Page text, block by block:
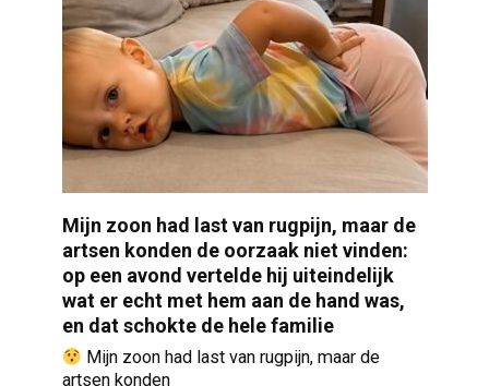
Mijn zoon had last van rugpijn, maar de
artsen konden de oorzaak niet vinden:
op een avond vertelde hij uiteindelijk
wat er echt met hem aan de hand was,
en dat schokte de hele familie
Mijn zoon had last van rugpijn, maar de
artsen konden